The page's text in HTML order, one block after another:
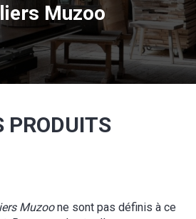
Muzoo
PRODUITS
Muzoone sont pas définis à ce